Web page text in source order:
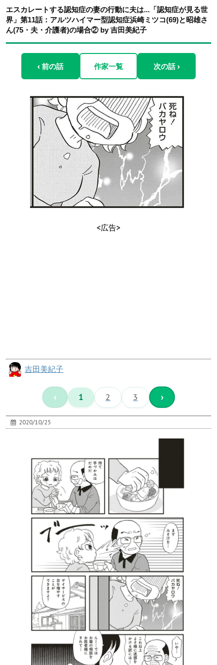
エスカレートする認知症の妻の行動に夫は...「認知症が見る世
界」第11話：アルツハイマー型認知症浜崎ミツコ(69)と昭雄さ
ん(75・夫・介護者)の場合② by 吉田美紀子
‹ 前の話 作家一覧 次の話 ›
<広告>
吉田美紀子
‹ 1 2 3 ›
2020/10/25